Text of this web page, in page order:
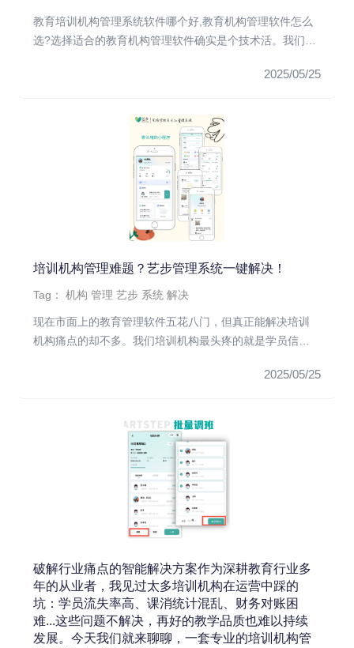
教育培训机构管理系统软件哪个好,教育机构管理软件怎么
选?选择适合的教育机构管理软件确实是个技术活。我们培
2025/05/25
培训机构管理难题？艺步管理系统一键解决！
Tag：机构 管理 艺步 系统 解决
现在市面上的教育管理软件五花八门，但真正能解决培训
机构痛点的却不多。我们培训机构最头疼的就是学员信息
2025/05/25
破解行业痛点的智能解决方案作为深耕教育行业多
年的从业者，我见过太多培训机构在运营中踩的
坑：学员流失率高、课消统计混乱、财务对账困
难...这些问题不解决，再好的教学品质也难以持续
发展。今天我们就来聊聊，一套专业的培训机构管